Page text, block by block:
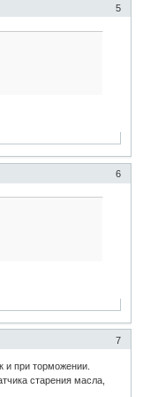
5
6
7
и при торможении.
старения масла,